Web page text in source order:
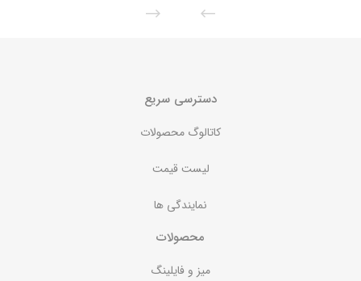
دسترسی سریع
کاتالوگ محصولات
لیست قیمت
نمایندگی ها
محصولات
میز و فایلینگ